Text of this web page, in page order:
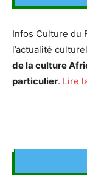
Infos Culture du
l’actualité
de la culture
particulier. Lire